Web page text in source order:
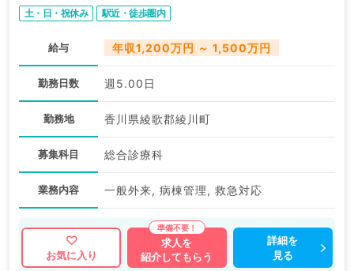
土・日・祝休み 駅近・徒歩圏内
給与 年収1,200万円 ～ 1,500万円
勤務日数 週5.00日
勤務地 香川県綾歌郡綾川町
募集科目 総合診療科
業務内容 一般外来, 病棟管理, 救急対応
お気に入り
求人を
紹介してもらう
詳細を
見る